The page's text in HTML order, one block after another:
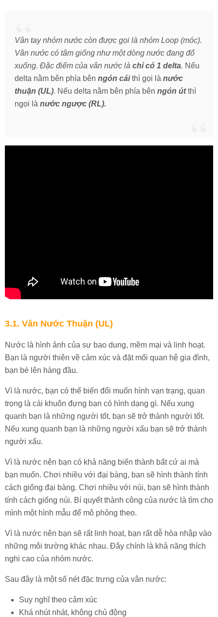
Vân tay nhóm nước còn được gọi là nhóm Loop (móc).
Vân nước có tâm giống như một dòng nước đang đổ
xuống. Đặc điểm của vân nước là chỉ có 1 delta. Nếu
delta nằm bên phía bên ngón cáithì gọi là nước
thuận (UL). Nếu delta nằm bên phía bên ngón útthì
ngọi là nước ngược (RL).
3.1. Vân Nước Thuận (UL)
Nước là hình ảnh của sự bao dung, mềm mại và linh hoạt.
Bạn là người thiên về cảm xúc và đặt mối quan hệ gia đình,
bạn bè lên hàng đầu.
Vì là nước, bạn có thể biến đổi muốn hình vạn trạng, quan
trọng là cái khuôn đựng bạn có hình dạng gì. Nếu xung
quanh bạn là những người tốt, bạn sẽ trở thành người tốt.
Nếu xung quanh bạn là những người xấu bạn sẽ trở thành
người xấu.
Vì là nước nên bạn có khả năng biến thành bất cứ ai mà
bạn muốn. Chơi nhiều với đại bàng, bạn sẽ hình thành tính
cách giống đại bàng. Chơi nhiều với núi, bạn sẽ hình thành
tính cách giống núi. Bí quyết thành công của nước là tìm cho
mình một hình mẫu để mô phỏng theo.
Vì là nước nên bạn sẽ rất linh hoạt, bạn rất dễ hòa nhập vào
những môi trường khác nhau. Đây chính là khả năng thích
nghi cao của nhóm nước.
Sau đây là một số nét đặc trưng của vân nước:
Suy nghĩ theo cảm xúc
Khá nhút nhát, không chủ động